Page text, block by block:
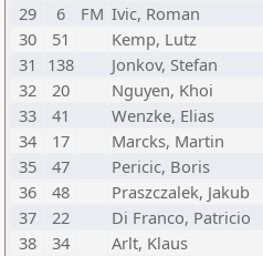
29
6 FM Ivic, Roman
30
51 Kemp, Lutz
31
138 Jonkov, Stefan
32
20 Nguyen, Khoi
33
41 Wenzke, Elias
34
17 Marcks, Martin
35
47 Pericic, Boris
36
48 Praszczalek, Jakub
37
22 Di Franco, Patricio
38
34 Arlt, Klaus